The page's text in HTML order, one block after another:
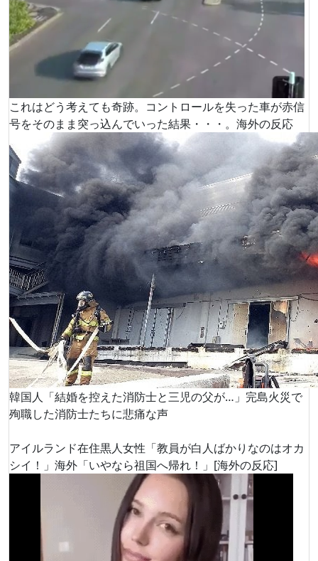
これはどう考えても奇跡。コントロールを失った車が赤信
号をそのまま突っ込んでいった結果・・・。海外の反応
韓国人「結婚を控えた消防士と三児の父が…」完島火災で
殉職した消防士たちに悲痛な声
アイルランド在住黒人女性「教員が白人ばかりなのはオカ
シイ！」海外「いやなら祖国へ帰れ！」[海外の反応]